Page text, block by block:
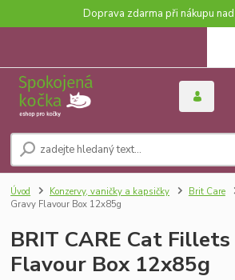
Doprava zdarma při nákupu
Úvod Konzervy, vaničky a kapsičky Brit Care
Gravy Flavour Box 12x85g
BRIT CARE Cat
Flavour Box 12x85g